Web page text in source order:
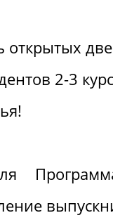
открытых
2-3